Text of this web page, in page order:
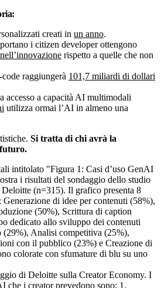
creati in un anno.
i citizen developer ottengono
rispetto a quelle che non
raggiungerà 101,7 miliardi di dollari
accesso a capacità AI multimodali
utilizza ormai l’AI in almeno una
Si tratta di chi avrà la
di Deloitte sulla Creator Economy. I
che i creator prevedono sono: 1.